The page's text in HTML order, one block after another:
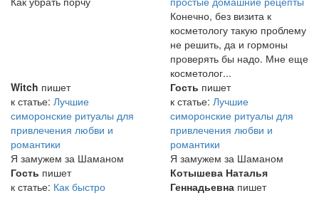
Конечно, без визита к
косметологу такую проблему
не решить, да и гормоны
проверять бы надо. Мне еще
косметолог...
Witch пишет
к статье: Лучшие
симоронские ритуалы для
привлечения любви и
романтики
Я замужем за Шаманом
Гость пишет
к статье: Лучшие
симоронские ритуалы для
привлечения любви и
романтики
Я замужем за Шаманом
Гость пишет
к статье: Как быстро
Котышева Наталья
Геннадьевна пишет